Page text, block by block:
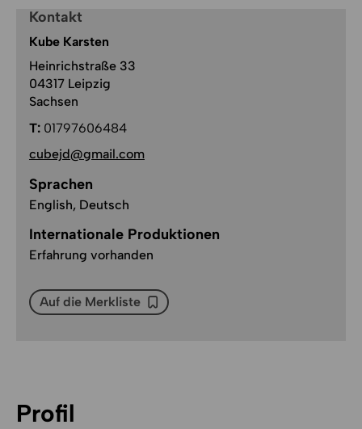
Kontakt
Kube Karsten
Heinrichstraße 33
04317 Leipzig
Sachsen
T: 01797606484
cubejd@gmail.com
Sprachen
English, Deutsch
Internationale Produktionen
Erfahrung vorhanden
Auf die Merkliste
Profil